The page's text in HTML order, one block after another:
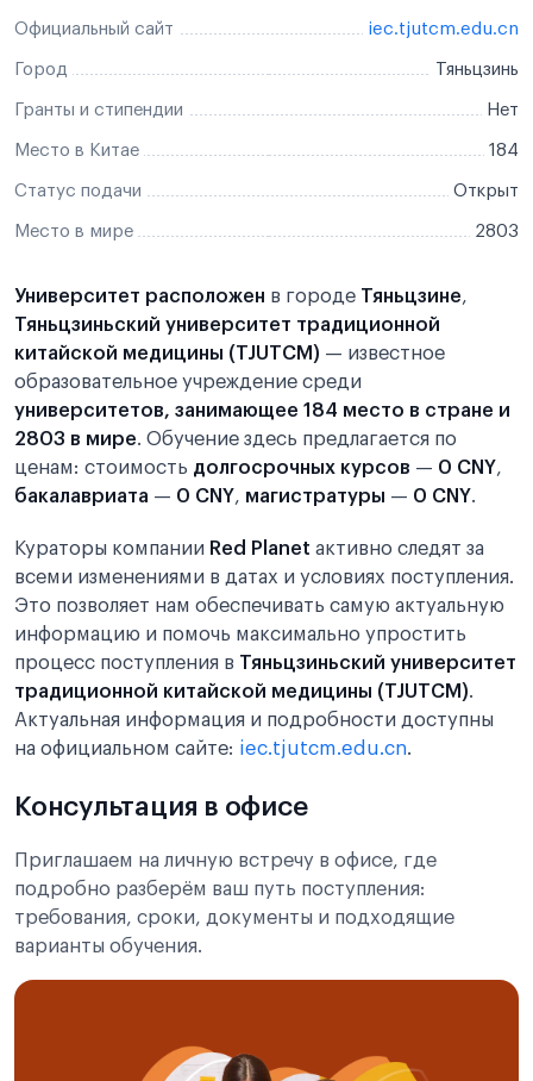
Официальный сайт iec.tjutcm.edu.cn
Город Тяньцзинь
Гранты и стипендии Нет
Место в Китае 184
Статус подачи Открыт
Место в мире 2803
Университет расположен в городе Тяньцзине,
Тяньцзиньский университет традиционной
китайской медицины (TJUTCM) — известное
образовательное учреждение среди
университетов, занимающее 184 место в стране и
2803 в мире. Обучение здесь предлагается по
ценам: стоимость долгосрочных курсов — 0 CNY,
бакалавриата — 0 CNY, магистратуры — 0 CNY.
Кураторы компании Red Planet активно следят за
всеми изменениями в датах и условиях поступления.
Это позволяет нам обеспечивать самую актуальную
информацию и помочь максимально упростить
процесс поступления в Тяньцзиньский университет
традиционной китайской медицины (TJUTCM).
Актуальная информация и подробности доступны
на официальном сайте: iec.tjutcm.edu.cn.
Консультация в офисе
Приглашаем на личную встречу в офисе, где
подробно разберём ваш путь поступления:
требования, сроки, документы и подходящие
варианты обучения.